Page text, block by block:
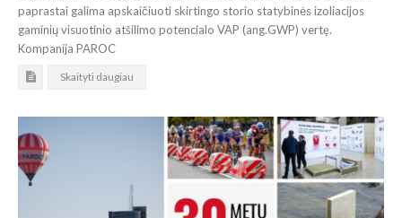
paprastai galima apskaičiuoti skirtingo storio statybinės izoliacijos
gaminių visuotinio atšilimo potencialo VAP (ang.GWP) vertę.
Kompanija PAROC
Skaityti daugiau